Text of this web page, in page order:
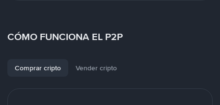
CÓMO FUNCIONA EL P2P
Comprar cripto Vender cripto